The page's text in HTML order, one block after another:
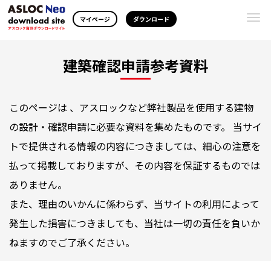
マイページ ダウンロード
建築確認申請参考資料
このページは 、アスロックなど弊社製品を使用する建物
の設計・確認申請に必要な資料を集めたものです。 当サイ
トで提供される情報の内容につきましては、細心の注意を
払って掲載しておりますが、その内容を保証するものでは
ありません。
また、理由のいかんに係わらず、当サイトの利用によって
発生した損害につきましても、当社は一切の責任を負いか
ねますのでご了承ください。